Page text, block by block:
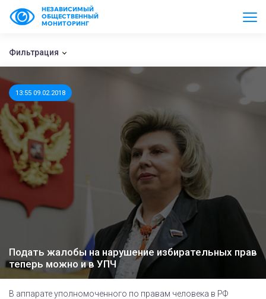
НЕЗАВИСИМЫЙ
ОБЩЕСТВЕННЫЙ
МОНИТОРИНГ
Фильтрация
13:55 09.02.2018
Подать жалобы на нарушение избирательных прав
теперь можно и в УПЧ
В аппарате уполномоченного по правам человека в РФ